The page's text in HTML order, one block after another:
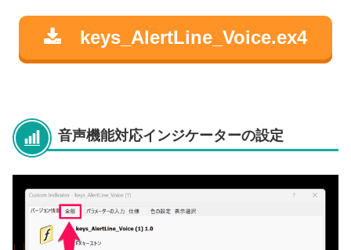
keys_AlertLine_Voice.ex4
音声機能対応インジケーターの設定